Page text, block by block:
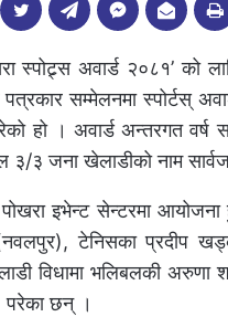
स्पोट्र्स अवार्ड २०८१’ को
पत्रकार सम्मेलनमा स्पोर्टस्
हो । अवार्ड अन्तरगत वर्ष
३/३ जना खेलाडीको नाम
इभेन्ट सेन्टरमा आयोजना
(नवलपुर), टेनिसका प्रदीप
विधामा भलिबलकी
परेका छन् ।